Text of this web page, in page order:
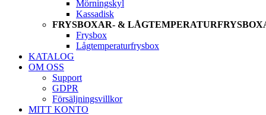
Mörningskyl
Kassadisk
FRYSBOXAR- &
Frysbox
Lågtemperaturfrysbox
KATALOG
OM OSS
Support
GDPR
Försäljningsvillkor
MITT KONTO